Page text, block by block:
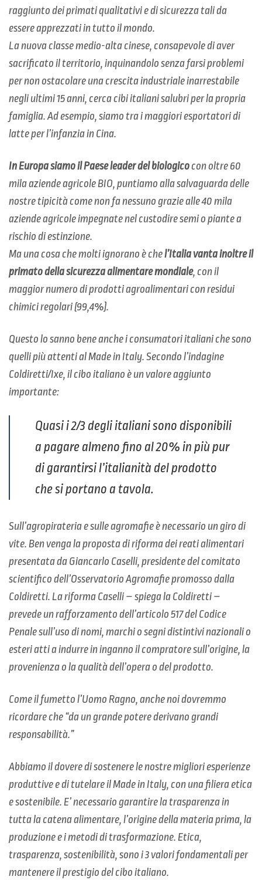
raggiunto dei primati qualitativi e di sicurezza tali da
essere apprezzati in tutto il mondo.
La nuova classe medio-alta cinese, consapevole di aver
sacrificato il territorio, inquinandolo senza farsi problemi
per non ostacolare una crescita industriale inarrestabile
negli ultimi 15 anni, cerca cibi italiani salubri per la propria
famiglia. Ad esempio, siamo tra i maggiori esportatori di
latte per l’infanzia in Cina.
In Europa siamo il Paese leader del biologicocon oltre 60
mila aziende agricole BIO, puntiamo alla salvaguarda delle
nostre tipicità come non fa nessuno grazie alle 40 mila
aziende agricole impegnate nel custodire semi o piante a
rischio di estinzione.
Ma una cosa che molti ignorano è chel’Italia vanta inoltre il
primato della sicurezza alimentare mondiale, con il
maggior numero di prodotti agroalimentari con residui
chimici regolari (99,4%).
Questo lo sanno bene anche i consumatori italiani che sono
quelli più attenti al Made in Italy. Secondo l’indagine
Coldiretti/Ixe, il cibo italiano è un valore aggiunto
importante:
Quasi i 2/3 degli italiani sono disponibili
a pagare almeno fino al 20% in più pur
di garantirsi l’italianità del prodotto
che si portano a tavola.
Sull’agropirateria e sulle agromafie è necessario un giro di
vite. Ben venga la proposta di riforma dei reati alimentari
presentata da Giancarlo Caselli, presidente del comitato
scientifico dell’Osservatorio Agromafie promosso dalla
Coldiretti. La riforma Caselli – spiega la Coldiretti –
prevede un rafforzamento dell’articolo 517 del Codice
Penale sull’uso di nomi, marchi o segni distintivi nazionali o
esteri atti a indurre in inganno il compratore sull’origine, la
provenienza o la qualità dell’opera o del prodotto.
Come il fumetto l’Uomo Ragno, anche noi dovremmo
ricordare che “da un grande potere derivano grandi
responsabilità.”
Abbiamo il dovere di sostenere le nostre migliori esperienze
produttive e di tutelare il Made in Italy, con una filiera etica
e sostenibile. E’ necessario garantire la trasparenza in
tutta la catena alimentare, l’origine della materia prima, la
produzione e i metodi di trasformazione. Etica,
trasparenza, sostenibilità, sono i 3 valori fondamentali per
mantenere il prestigio del cibo italiano.